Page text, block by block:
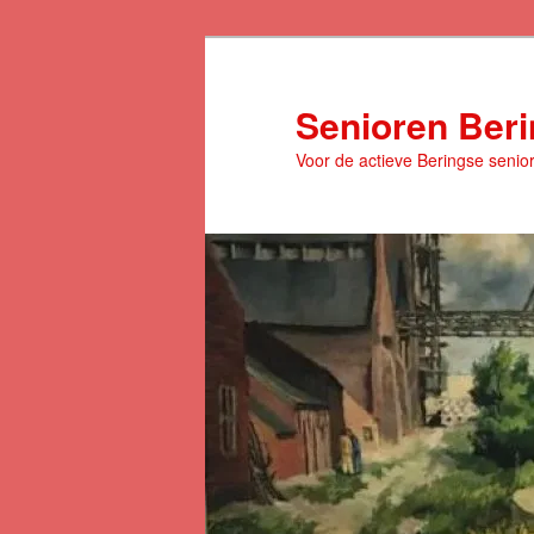
Senioren
Voor de actieve Beringse